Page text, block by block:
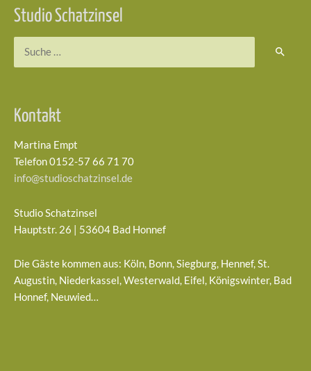
Studio Schatzinsel
Kontakt
Martina Empt
Telefon 0152-57 66 71 70
info@studioschatzinsel.de
Studio Schatzinsel
Hauptstr. 26 | 53604 Bad Honnef
Die Gäste kommen aus: Köln, Bonn, Siegburg, Hennef, St.
Augustin, Niederkassel, Westerwald, Eifel, Königswinter, Bad
Honnef, Neuwied…